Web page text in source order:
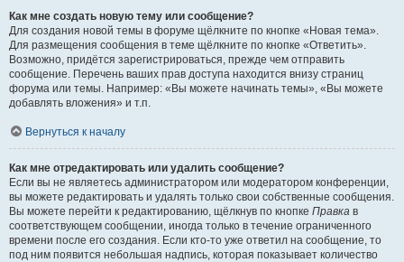
Как мне создать новую тему или сообщение?
Для создания новой темы в форуме щёлкните по кнопке «Новая тема».
Для размещения сообщения в теме щёлкните по кнопке «Ответить».
Возможно, придётся зарегистрироваться, прежде чем отправить
сообщение. Перечень ваших прав доступа находится внизу страниц
форума или темы. Например: «Вы можете начинать темы», «Вы можете
добавлять вложения» и т.п.
Вернуться к началу
Как мне отредактировать или удалить сообщение?
Если вы не являетесь администратором или модератором конференции,
вы можете редактировать и удалять только свои собственные сообщения.
Вы можете перейти к редактированию, щёлкнув по кнопке Правка в
соответствующем сообщении, иногда только в течение ограниченного
времени после его создания. Если кто-то уже ответил на сообщение, то
под ним появится небольшая надпись, которая показывает количество